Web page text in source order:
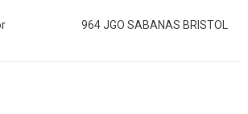
964 JGO SABANAS BRISTOL